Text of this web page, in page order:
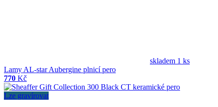
skladem 1 ks
Lamy AL-star Aubergine plnicí pero
770 Kč
Lze gravírovat